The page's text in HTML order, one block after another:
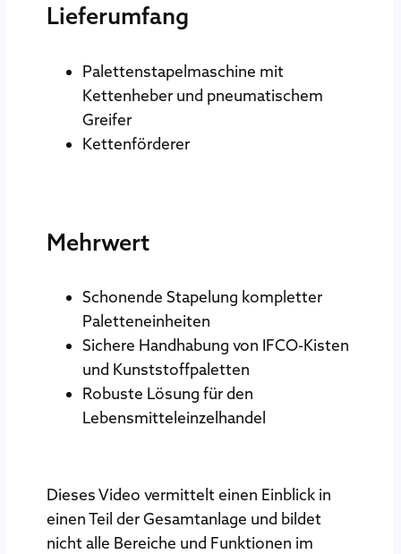
Lieferumfang
Palettenstapelmaschine mit
Kettenheber und pneumatischem
Greifer
Kettenförderer
Mehrwert
Schonende Stapelung kompletter
Paletteneinheiten
Sichere Handhabung von IFCO-Kisten
und Kunststoffpaletten
Robuste Lösung für den
Lebensmitteleinzelhandel
Dieses Video vermittelt einen Einblick in
einen Teil der Gesamtanlage und bildet
nicht alle Bereiche und Funktionen im